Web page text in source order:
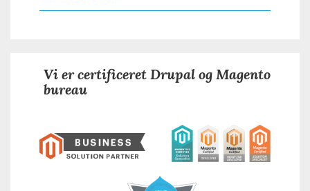
Vi er certificeret Drupal og Magento
bureau